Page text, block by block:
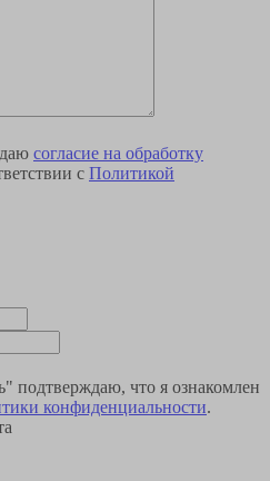
согласие на обработку
с Политикой
подтверждаю, что я ознакомлен
конфиденциальности.